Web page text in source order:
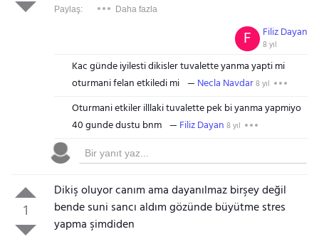
Paylaş: Daha fazla
Filiz Dayan
8 yıl
F
Kac günde iyilesti dikisler tuvalette yanma yapti mi
oturmani felan etkiledi mi
Necla Navdar8 yıl
Oturmani etkiler illlaki tuvalette pek bi yanma yapmiyo
40 gunde dustu bnm
Filiz Dayan 8 yıl
1
Dikiş oluyor canım ama dayanılmaz birşey değil
bende suni sancı aldım gözünde büyütme stres
yapma şimdiden